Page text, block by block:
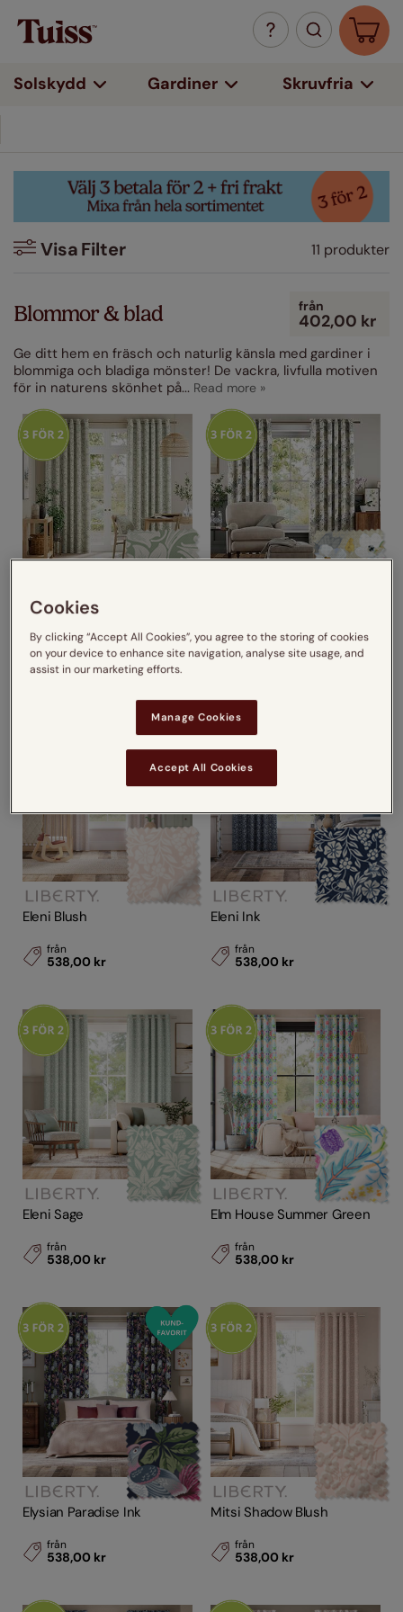
Solskydd Gardiner Skruvfria
VisaFilter 11 produkter
Beige / Naturfärgade (1)
Blå (4)
Grön (2)
Rosa (5)
Gul/Guld (1)
Mönstrade
Stil
Egenskaper
Designerkollektioner
Blommor & blad från
402,00 kr
Ge ditt hem en fräsch och naturlig känsla med gardiner i
blommiga och bladiga mönster! De vackra, livfulla motiven
för in naturens skönhet på...
William Morris Sunflower
Soft Green
från
533,00 kr
från
402,00 kr
Eleni Blush
från
538,00 kr
Eleni Ink
från
538,00 kr
Eleni Sage
från
538,00 kr
Elm House Summer Green
från
538,00 kr
Elysian Paradise Ink
från
538,00 kr
Mitsi Shadow Blush
från
538,00 kr
Cookies
By clicking “Accept All Cookies”, you agree to the storing of cookies
on your device to enhance site navigation, analyse site usage, and
assist in our marketing efforts.
Manage Cookies
Accept All Cookies